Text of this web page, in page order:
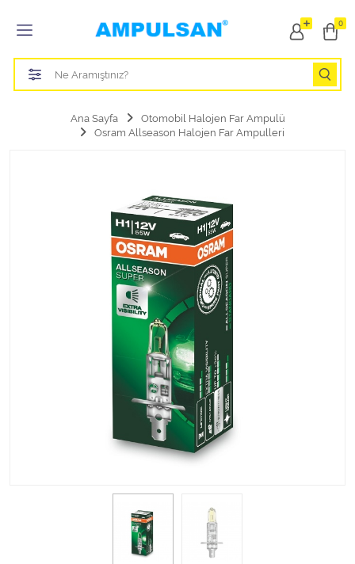
0
Tüm Kategoriler
Led Aydınlatma Ampulü
Otomobil Halojen Far Ampulü
Otomobil Led Far Ampulü
Otomobil Halojen Park Ampulü
Otomobil Led Park Ampulü
Otomobil Gösterge Ampulü
Halojen Off Road Rally Ampulü
Motosiklet Halojen Far Ampulü
Kamyon Halojen Far Ampulü
Kamyon Gösterge Ampulü
Ana Sayfa
Otomobil Halojen Far Ampulü
Osram Allseason Halojen Far Ampulleri